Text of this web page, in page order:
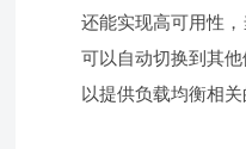
还能实现高可用性
可以自动切换到其
以提供负载均衡相关